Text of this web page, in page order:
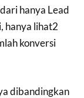
hanya Lead
hanya lihat2
konversi
dibandingkan